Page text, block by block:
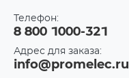
Телефон:
8 800 1000-321
Адрес для заказа:
info@promelec.ru